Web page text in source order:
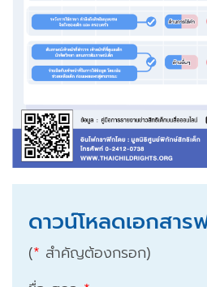
ดาวน์โหลดเอกสาร
(* สำคัญต้องกรอก)